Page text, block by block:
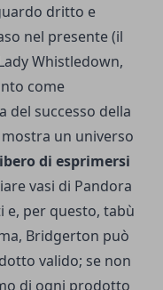
dritto e
nel presente (il
Whistledown,
come
del successo della
un universo
di esprimersi
vasi di Pandora
e, per questo, tabù
Bridgerton può
valido; se non
di ogni prodotto